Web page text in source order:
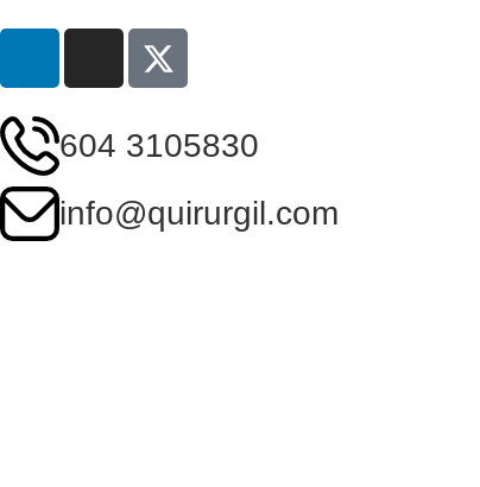
604 3105830
info@quirurgil.com